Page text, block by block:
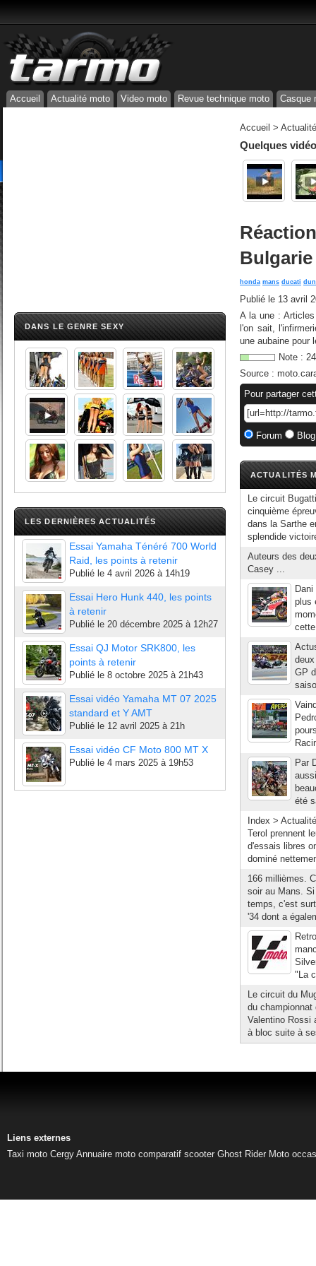
Accueil Actualité moto Video moto Revue technique moto Casque
DANS LE GENRE SEXY
LES DERNIÈRES ACTUALITÉS
Essai Yamaha Ténéré 700 World
Raid, les points à retenir
Publié le 4 avril 2026 à 14h19
Essai Hero Hunk 440, les points
à retenir
Publié le 20 décembre 2025 à 12h27
Essai QJ Motor SRK800, les
points à retenir
Publié le 8 octobre 2025 à 21h43
Essai vidéo Yamaha MT 07 2025
standard et Y AMT
Publié le 12 avril 2025 à 21h
Essai vidéo CF Moto 800 MT X
Publié le 4 mars 2025 à 19h53
Accueil >
Quelques
Bulgarie
honda mans ducati
Publié le 13 avril
A la une :
l'on sait,
une aubaine pour
Note : 24
Source :
Pour partager
Forum
ACTUALITÉS
Le circuit
cinquième
dans la Sarthe
splendide
Auteurs des
Casey ...
plus
GP
Par
été
Index >
Terol prennent
d'essais libres
dominé
166 millièmes.
soir au Mans.
temps, c'est
'34 dont a
"La
Le circuit du
du championnat
Valentino Rossi
à bloc suite à
Liens externes
Taxi moto Cergy Annuaire moto comparatif scooter Ghost Rider Moto